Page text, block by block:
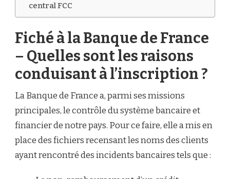
central FCC
Fiché à la Banque de France
– Quelles sont les raisons
conduisant à l’inscription ?
La Banque de France a, parmi ses missions
principales, le contrôle du système bancaire et
financier de notre pays. Pour ce faire, elle a mis en
place des fichiers recensant les noms des clients
ayant rencontré des incidents bancaires tels que :